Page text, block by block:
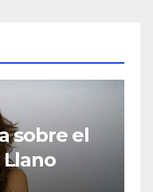
sobre el